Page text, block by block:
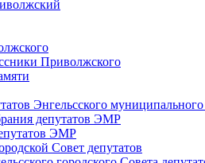
Приволжского
Энгельсского
депутатов ЭМР
ЭМР
Совет депутатов